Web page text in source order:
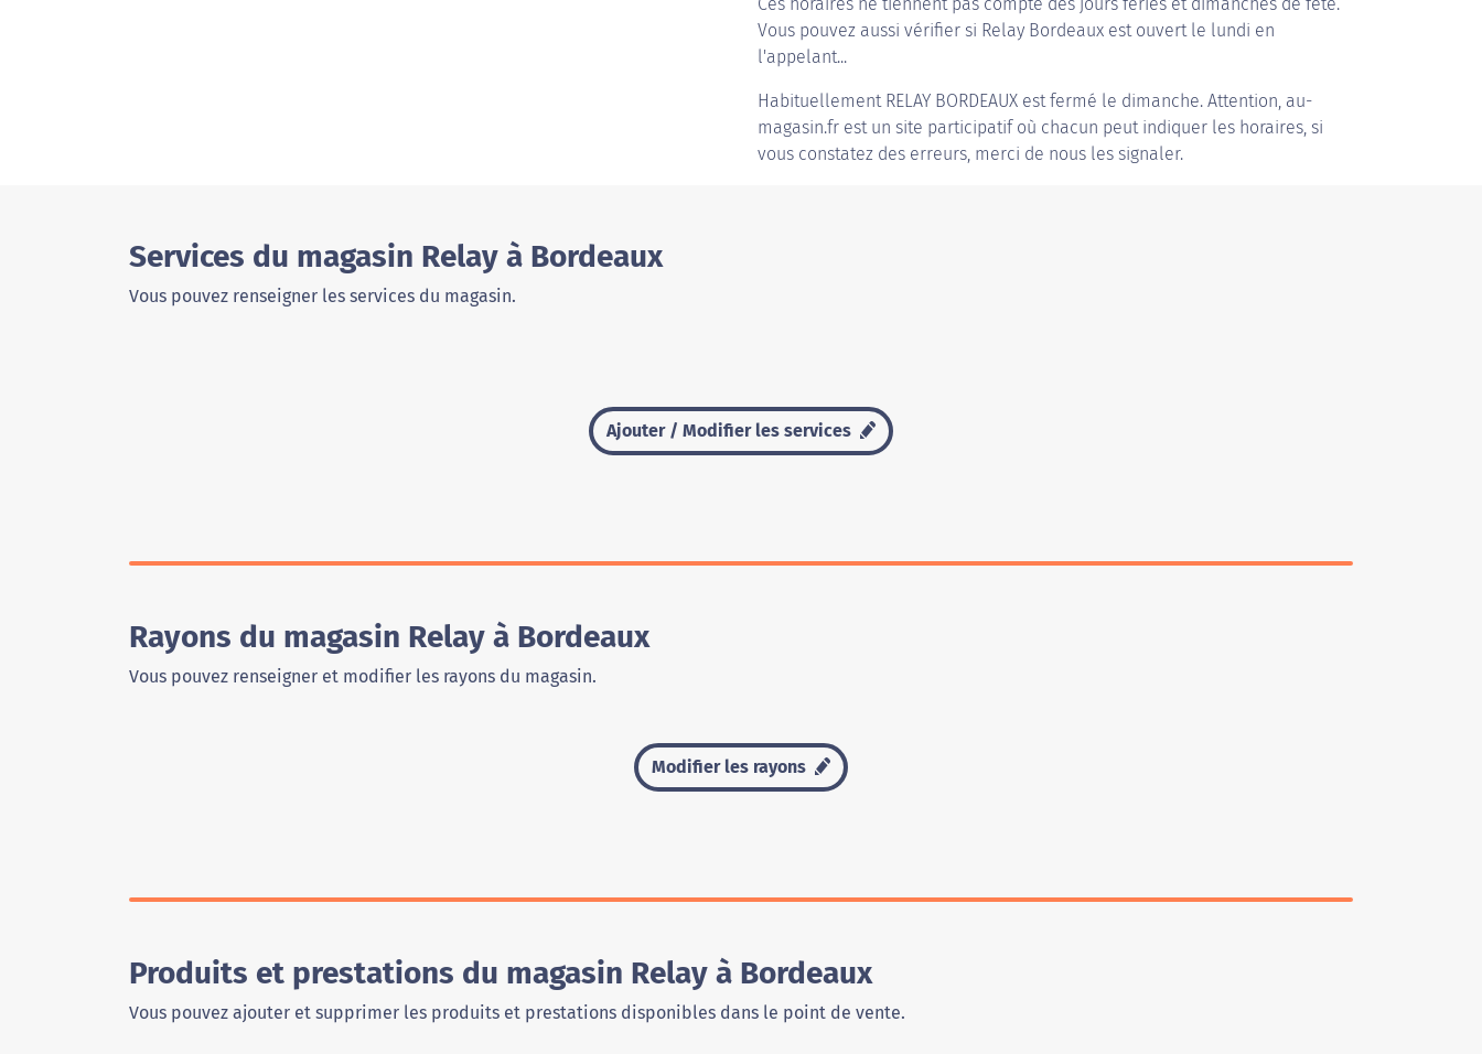
Vous pouvez aussi vérifier si Relay Bordeaux est ouvert le lundi en
l'appelant...
Habituellement RELAY BORDEAUX est fermé le dimanche. Attention, au-
magasin.fr est un site participatif où chacun peut indiquer les horaires, si
vous constatez des erreurs, merci de nous les signaler.
Services du magasin Relay à Bordeaux
Vous pouvez renseigner les services du magasin.
Ajouter / Modifier les services
Rayons du magasin Relay à Bordeaux
Vous pouvez renseigner et modifier les rayons du magasin.
Modifier les rayons
Produits et prestations du magasin Relay à Bordeaux
Vous pouvez ajouter et supprimer les produits et prestations disponibles dans le point de vente.